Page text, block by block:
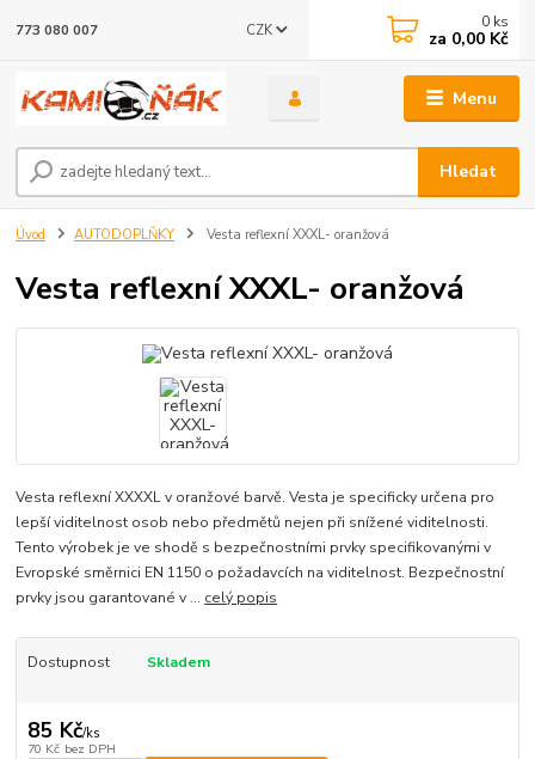
Menu
CZK
Hledat
773 080 007 0 ks
za 0,00 Kč
Úvod AUTODOPLŇKY Vesta reflexní XXXL- oranžová
Vesta reflexní XXXL- oranžová
Vesta reflexní XXXXL v oranžové barvě. Vesta je specificky určena pro
lepší viditelnost osob nebo předmětů nejen při snížené viditelnosti.
Tento výrobek je ve shodě s bezpečnostními prvky specifikovanými v
Evropské směrnici EN 1150 o požadavcích na viditelnost. Bezpečnostní
prvky jsou garantované v ... celý popis
Dostupnost Skladem
85 Kč/ks
70 Kč bez DPH